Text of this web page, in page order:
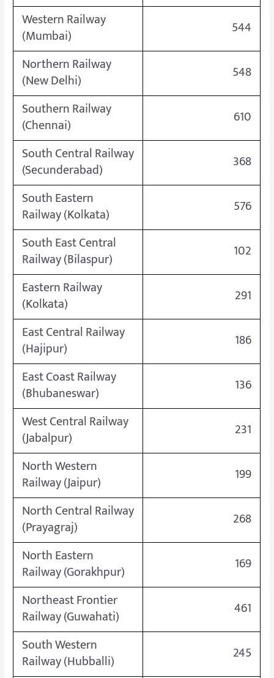
Western Railway
(Mumbai)
544
Northern Railway
(New Delhi)
548
Southern Railway
(Chennai)
610
South Central Railway
(Secunderabad)
368
South Eastern
Railway (Kolkata)
576
South East Central
Railway (Bilaspur)
102
Eastern Railway
(Kolkata)
291
East Central Railway
(Hajipur)
186
East Coast Railway
(Bhubaneswar)
136
West Central Railway
(Jabalpur)
231
North Western
Railway (Jaipur)
199
North Central Railway
(Prayagraj)
268
North Eastern
Railway (Gorakhpur)
169
Northeast Frontier
Railway (Guwahati)
461
South Western
Railway (Hubballi)
245